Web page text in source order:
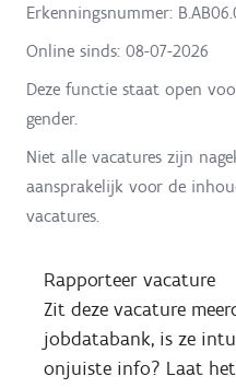
Erkenningsnummer:
Online sinds: 08-07-2026
Deze functie staat open
gender.
Niet alle vacatures zijn
aansprakelijk voor de
vacatures.
Rapporteer vacature
Zit deze vacature
jobdatabank, is ze
onjuiste info? Laat